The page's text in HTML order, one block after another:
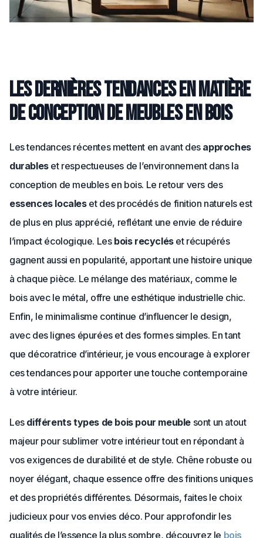
Les dernières tendances en matière
de conception de meubles en bois
Les tendances récentes mettent en avant des approches
durableset respectueuses de l’environnement dans la
conception de meubles en bois. Le retour vers des
essences localeset des procédés de finition naturels est
de plus en plus apprécié, reflétant une envie de réduire
l’impact écologique. Les bois recycléset récupérés
gagnent aussi en popularité, apportant une histoire unique
à chaque pièce. Le mélange des matériaux, comme le
bois avec le métal, offre une esthétique industrielle chic.
Enfin, le minimalisme continue d’influencer le design,
avec des lignes épurées et des formes simples. En tant
que décoratrice d’intérieur, je vous encourage à explorer
ces tendances pour apporter une touche contemporaine
à votre intérieur.
Les différents types de bois pour meuble sont un atout
majeur pour sublimer votre intérieur tout en répondant à
vos exigences de durabilité et de style. Chêne robuste ou
noyer élégant, chaque essence offre des finitions uniques
et des propriétés différentes. Désormais, faites le choix
judicieux pour vos envies déco. Pour approfondir les
qualités de l’essence la plus sombre, découvrez le bois